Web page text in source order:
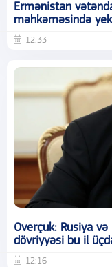
Ermənistan
məhkəməsində
12:33
Overçuk: Rusiya
dövriyyəsi bu il
12:16